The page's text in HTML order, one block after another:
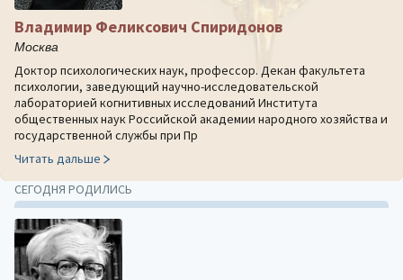
Владимир Феликсович Спиридонов
Москва
Доктор психологических наук, профессор. Декан факультета
психологии, заведующий научно-исследовательской
лабораторией когнитивных исследований Института
общественных наук Российской академии народного хозяйства и
государственной службы при Пр
Читать дальше
СЕГОДНЯ РОДИЛИСЬ